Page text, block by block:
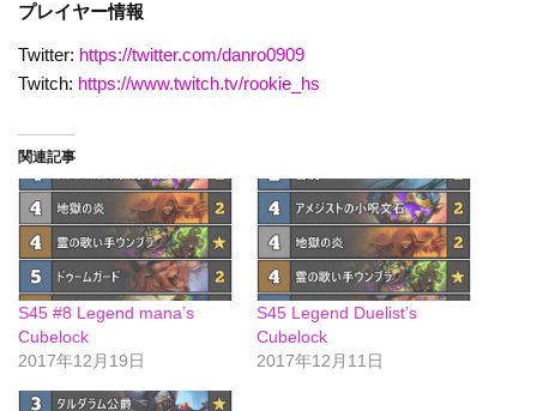
プレイヤー情報
Twitter: https://twitter.com/danro0909
Twitch: https://www.twitch.tv/rookie_hs
関連記事
S45 #8 Legend mana’s
Cubelock
2017年12月19日
S45 Legend Duelist’s
Cubelock
2017年12月11日